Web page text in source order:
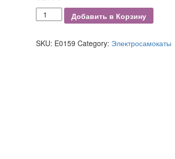
Электросамокат
Jintech
quantity
Добавить в Корзину
SKU: E0159 Category: Электросамокаты